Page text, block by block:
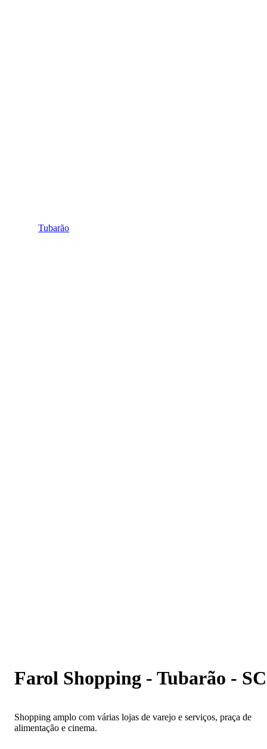
Tubarão
Farol Shopping - Tubarão - SC
Shopping amplo com várias lojas de varejo e serviços, praça de
alimentação e cinema.